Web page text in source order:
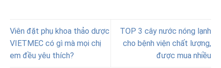
Viên đặt phụ khoa thảo dược
VIETMEC có gì mà mọi chị
em đều yêu thích?
TOP 3 cây nước nóng lạnh
cho bệnh viện chất lượng,
được mua nhiều